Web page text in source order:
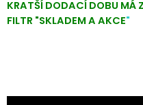
KRATŠÍ DODACÍ DOBU MÁ
FILTR "SKLADEM A AKCE"